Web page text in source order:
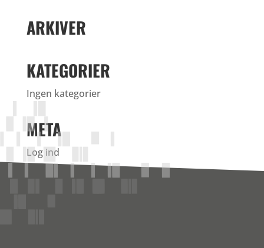
ARKIVER
KATEGORIER
Ingen kategorier
META
Log ind